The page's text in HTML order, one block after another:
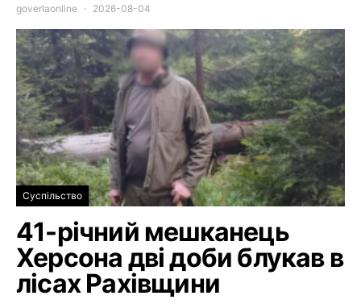
goverlaonline 2026-08-04
Суспільство
41-річний мешканець
Херсона дві доби блукав в
лісах Рахівщини